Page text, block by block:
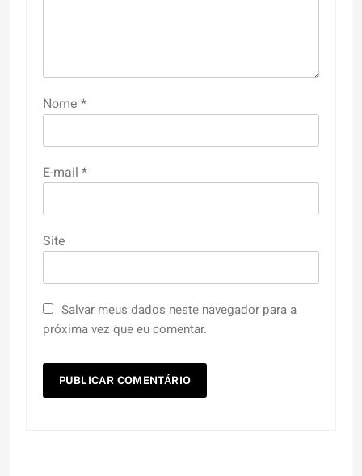
Nome *
E-mail *
Site
Salvar meus dados neste navegador para a
próxima vez que eu comentar.